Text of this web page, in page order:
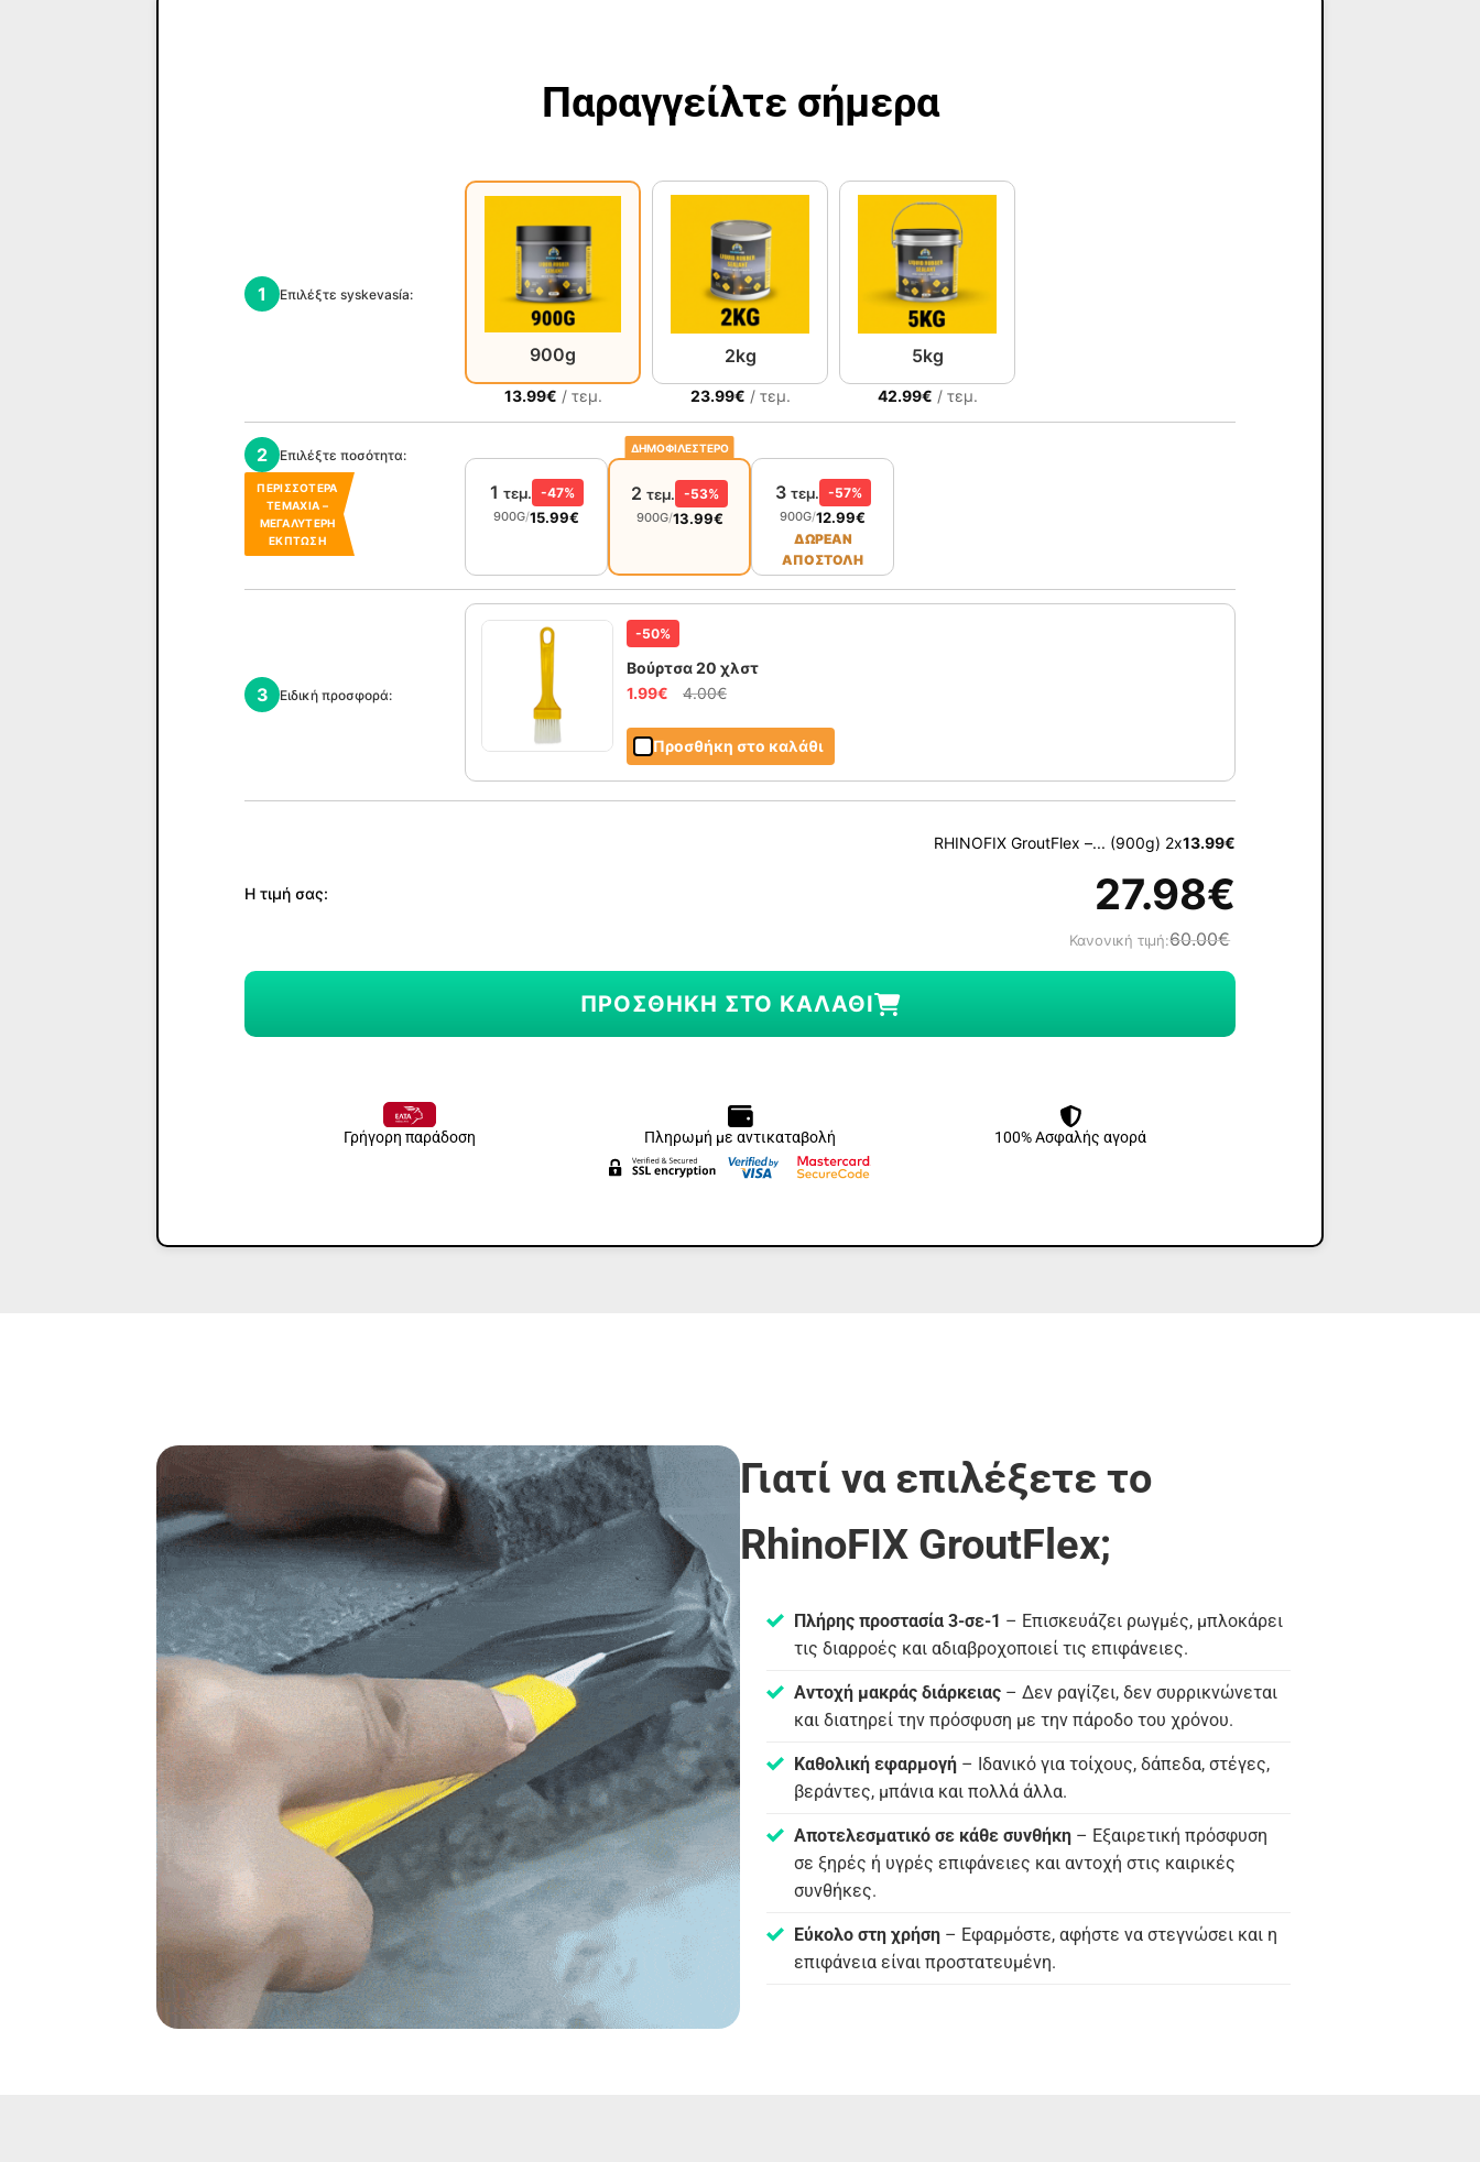
Παραγγείλτε σήμερα
1 Επιλέξτε syskevasía:
900g
13.99€ / τεμ.
2kg
23.99€ / τεμ.
5kg
42.99€ / τεμ.
2 Επιλέξτε ποσότητα:
ΠΕΡΙΣΣΌΤΕΡΑ
ΤΕΜΆΧΙΑ –
ΜΕΓΑΛΎΤΕΡΗ
ΈΚΠΤΩΣΗ
1 τεμ. -47%
900G/15.99€
ΔΗΜΟΦΙΛΕΣΤΕΡΟ
2 τεμ. -53%
900G/13.99€
3 τεμ. -57%
900G/12.99€
ΔΩΡΕΑΝ
ΑΠΟΣΤΟΛΗ
3 Ειδική προσφορά:
-50%
Βούρτσα 20 χλστ
1.99€ 4.00€
Προσθήκη στο καλάθι
RHINOFIX GroutFlex –... (900g) 2x13.99€
Η τιμή σας: 27.98€
Κανονική τιμή:60.00€
ΠΡΟΣΘΉΚΗ ΣΤΟ ΚΑΛΆΘΙ
Γρήγορη παράδοση Πληρωμή με αντικαταβολή 100% Ασφαλής αγορά
Γιατί να επιλέξετε το
RhinoFIX GroutFlex;
Πλήρης προστασία 3-σε-1 – Επισκευάζει ρωγμές, μπλοκάρει
τις διαρροές και αδιαβροχοποιεί τις επιφάνειες.
Αντοχή μακράς διάρκειας – Δεν ραγίζει, δεν συρρικνώνεται
και διατηρεί την πρόσφυση με την πάροδο του χρόνου.
Καθολική εφαρμογή – Ιδανικό για τοίχους, δάπεδα, στέγες,
βεράντες, μπάνια και πολλά άλλα.
Αποτελεσματικό σε κάθε συνθήκη – Εξαιρετική πρόσφυση
σε ξηρές ή υγρές επιφάνειες και αντοχή στις καιρικές
συνθήκες.
Εύκολο στη χρήση – Εφαρμόστε, αφήστε να στεγνώσει και η
επιφάνεια είναι προστατευμένη.